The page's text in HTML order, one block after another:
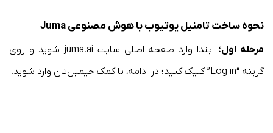
نحوه ساخت تامنیل یوتیوب با هوش مصنوعی Juma
مرحله اول؛
ابتدا وارد صفحه اصلی سایت juma.ai شوید و روی
گزینه “Log in” کلیک کنید؛ در ادامه، با کمک جیمیل‌تان وارد شوید.